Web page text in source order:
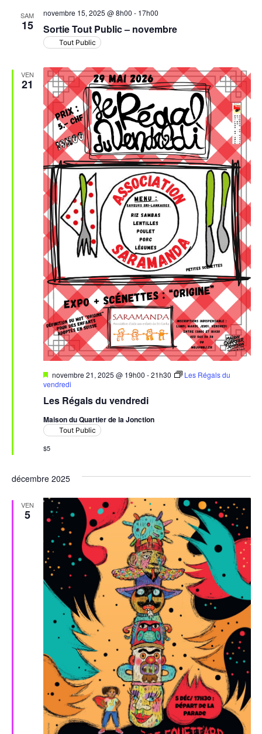
SAM
15 Sortie Tout Public – novembre
novembre 15, 2025 @ 8h00 - 17h00
Tout Public
VEN
21
Les Régals du vendredi
Mis
en
novembre 21, 2025 @ 19h00 -21h30
Les Régals du
vendredi
Maison du Quartier de la Jonction
Tout Public
$5
décembre 2025
VEN
5